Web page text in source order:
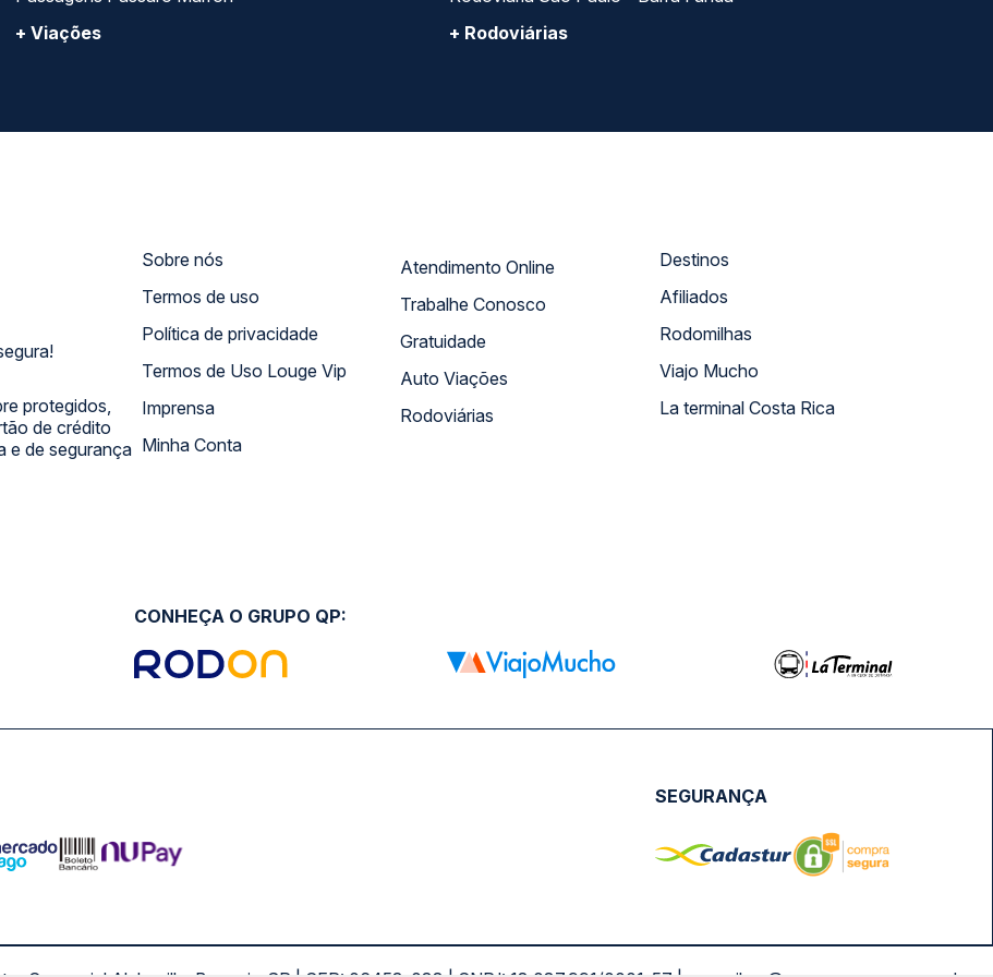
+ Viações
+ Rodoviárias
protegidos,
de crédito
e de segurança
Sobre nós
Termos de uso
Política de privacidade
Termos de Uso Louge Vip
Imprensa
Minha Conta
Atendimento Online
Trabalhe Conosco
Gratuidade
Auto Viações
Rodoviárias
Destinos
Afiliados
Rodomilhas
Viajo Mucho
La terminal Costa Rica
CONHEÇA O GRUPO QP:
SEGURANÇA